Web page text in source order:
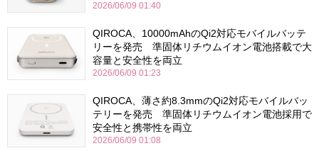
2026/06/09 01:40
QIROCA、10000mAhのQi2対応モバイルバッテ
リーを発売 準固体リチウムイオン電池搭載で大
容量と安全性を両立
2026/06/09 01:23
QIROCA、薄さ約8.3mmのQi2対応モバイルバッ
テリーを発売 準固体リチウムイオン電池採用で
安全性と携帯性を両立
2026/06/09 01:08